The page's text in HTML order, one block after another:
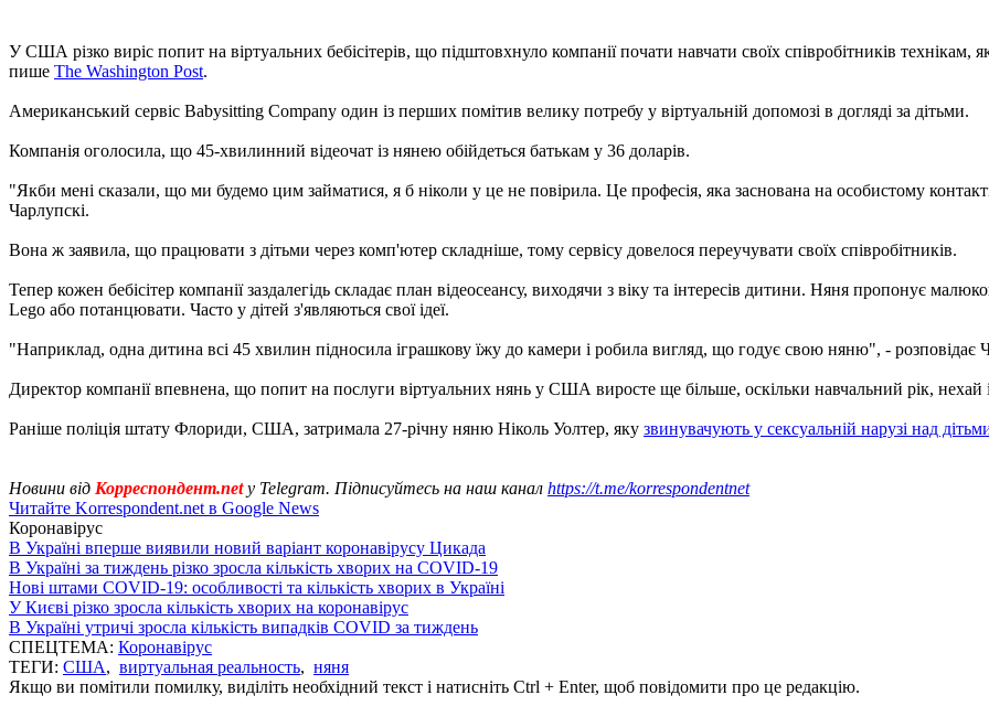
У США різко виріс попит на віртуальних бебісітерів, що підштовхнуло компанії почати навчати своїх співробітників
пише The Washington Post.
Американський сервіс Babysitting Company один із перших помітив велику потребу у віртуальній допомозі в догляді за дітьми.
Компанія оголосила, що 45-хвилинний відеочат із нянею обійдеться батькам у 36 доларів.
"Якби мені сказали, що ми будемо цим займатися, я б ніколи у це не повірила. Це професія, яка заснована на особистому
Чарлупскі.
Вона ж заявила, що працювати з дітьми через комп'ютер складніше, тому сервісу довелося переучувати своїх співробітників.
Тепер кожен бебісітер компанії заздалегідь складає план відеосеансу, виходячи з віку та інтересів дитини. Няня пропонує
Lego або потанцювати. Часто у дітей з'являються свої ідеї.
"Наприклад, одна дитина всі 45 хвилин підносила іграшкову їжу до камери і робила вигляд, що годує свою няню", - розповідає
Директор компанії впевнена, що попит на послуги віртуальних нянь у США виросте ще більше, оскільки навчальний рік, нехай і
Раніше поліція штату Флориди, США, затримала 27-річну няню Ніколь Уолтер, яку звинувачують у сексуальній нарузі над
Новини від Корреспондент.netу Telegram. Підписуйтесь на наш канал https://t.me/korrespondentnet
Читайте Korrespondent.net в Google News
Коронавірус
В Україні вперше виявили новий варіант коронавірусу Цикада
В Україні за тиждень різко зросла кількість хворих на COVID-19
Нові штами COVID-19: особливості та кількість хворих в Україні
У Києві різко зросла кількість хворих на коронавірус
В Україні утричі зросла кількість випадків COVID за тиждень
СПЕЦТЕМА: Коронавірус
ТЕГИ: США, виртуальная реальность, няня
Якщо ви помітили помилку, виділіть необхідний текст і натисніть Ctrl + Enter, щоб повідомити про це редакцію.